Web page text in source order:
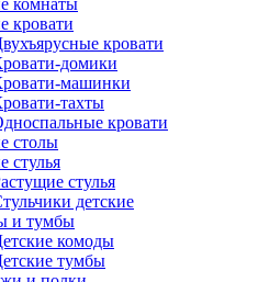
комнаты
кровати
кровати
домики
машинки
тахты
кровати
столы
стулья
стулья
детские
и тумбы
комоды
тумбы